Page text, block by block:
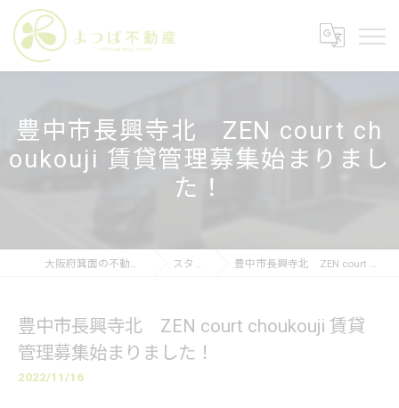
豊中市長興寺北 ZEN court ch
oukouji 賃貸管理募集始まりまし
た！
大阪府箕面の不動産なら株式会社よつば不動産 スタッフブログ 豊中市長興寺北 ZEN court choukouji 賃貸管理募集始まりました！
豊中市長興寺北 ZEN court choukouji 賃貸
管理募集始まりました！
2022/11/16